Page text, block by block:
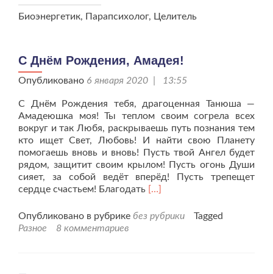
Биоэнергетик, Парапсихолог, Целитель
С Днём Рождения, Амадея!
Опубликовано 6 января 2020 | 13:55
С Днём Рождения тебя, драгоценная Танюша —
Амадеюшка моя! Ты теплом своим согрела всех
вокруг и так Любя, раскрываешь путь познания тем
кто ищет Свет, Любовь! И найти свою Планету
помогаешь вновь и вновь! Пусть твой Ангел будет
рядом, защитит своим крылом! Пусть огонь Души
сияет, за собой ведёт вперёд! Пусть трепещет
сердце счастьем! Благодать Читать
проС
[…]
Опубликовано в рубрике без рубрики
Tagged
Разное
8 комментариев